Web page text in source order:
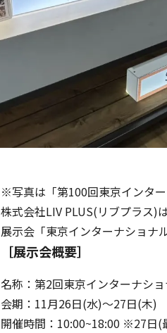
※写真は「第100回東京インタ
株式会社LIV PLUS(リブプラス)
展示会「東京インターナショナ
［展示会概要］
名称：第2回東京インターナシ
会期：11月26日(水)〜27日(木)
開催時間：10:00~18:00 ※27日(